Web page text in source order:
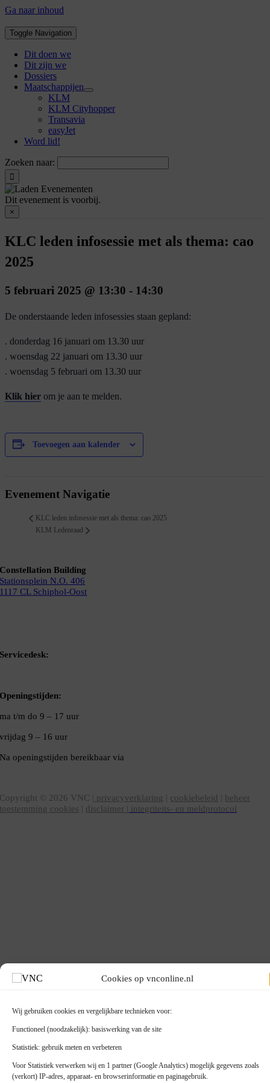
Cookies op vnconline.nl
Wij gebruiken cookies en vergelijkbare technieken voor:
Functioneel (noodzakelijk): basiswerking van de site
Statistiek: gebruik meten en verbeteren
Voor Statistiek verwerken wij en 1 partner (Google Analytics) mogelijk gegevens zoals
(verkort) IP-adres, apparaat- en browserinformatie en paginagebruik.
Ga naar inhoud
Toggle Navigation
Dit doen we
Dit zijn we
Dossiers
Maatschappijen
KLM
KLM Cityhopper
Transavia
easyJet
Word lid!
Zoeken naar:
Dit evenement is voorbij.
×
KLC leden infosessie met als thema: cao
2025
5 februari 2025 @ 13:30 - 14:30
De onderstaande leden infosessies staan gepland:
. donderdag 16 januari om 13.30 uur
. woensdag 22 januari om 13.30 uur
. woensdag 5 februari om 13.30 uur
Klik hier om je aan te melden.
Toevoegen aan kalender
Evenement Navigatie
KLC leden infosessie met als thema: cao 2025
KLM Ledenraad
Constellation Building
Stationsplein N.O. 406
1117 CL Schiphol-Oost
Servicedesk:
Openingstijden:
ma t/m do9 – 17 uur
vrijdag 9 – 16 uur
Na openingstijden bereikbaar via
Copyright © 2026 VNC | privacyverklaring cookiebeleid
beheer
toestemming cookies
disclaimer integriteits- en meldprotocol